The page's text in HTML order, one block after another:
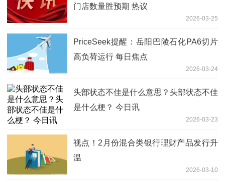
门店数量胜预期 热议
2026-03-25
PriceSeek提醒：岳阳巴陵石化PA6切片
高负荷运行 每日焦点
2026-03-24
头部状态不佳是什么意思？头部状态不佳
是什么梗？ 今日讯
2026-03-23
视点！2月份混合类银行理财产品发行升
温
2026-03-10